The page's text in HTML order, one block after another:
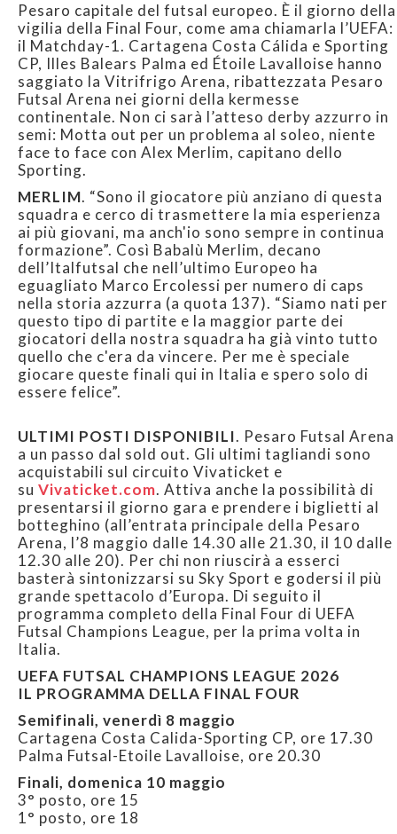
Pesaro capitale del futsal europeo. È il giorno della
vigilia della Final Four, come ama chiamarla l’UEFA:
il Matchday-1. Cartagena Costa Cálida e Sporting
CP, Illes Balears Palma ed Étoile Lavalloise hanno
saggiato la Vitrifrigo Arena, ribattezzata Pesaro
Futsal Arena nei giorni della kermesse
continentale. Non ci sarà l’atteso derby azzurro in
semi: Motta out per un problema al soleo, niente
face to face con Alex Merlim, capitano dello
Sporting.
MERLIM. “Sono il giocatore più anziano di questa
squadra e cerco di trasmettere la mia esperienza
ai più giovani, ma anch'io sono sempre in continua
formazione”. Così Babalù Merlim, decano
dell’Italfutsal che nell’ultimo Europeo ha
eguagliato Marco Ercolessi per numero di caps
nella storia azzurra (a quota 137). “Siamo nati per
questo tipo di partite e la maggior parte dei
giocatori della nostra squadra ha già vinto tutto
quello che c'era da vincere. Per me è speciale
giocare queste finali qui in Italia e spero solo di
essere felice”.
ULTIMI POSTI DISPONIBILI. Pesaro Futsal Arena
a un passo dal sold out. Gli ultimi tagliandi sono
acquistabili sul circuito Vivaticket e
su Vivaticket.com. Attiva anche la possibilità di
presentarsi il giorno gara e prendere i biglietti al
botteghino (all’entrata principale della Pesaro
Arena, l’8 maggio dalle 14.30 alle 21.30, il 10 dalle
12.30 alle 20). Per chi non riuscirà a esserci
basterà sintonizzarsi su Sky Sport e godersi il più
grande spettacolo d’Europa. Di seguito il
programma completo della Final Four di UEFA
Futsal Champions League, per la prima volta in
Italia.
UEFA FUTSAL CHAMPIONS LEAGUE 2026
IL PROGRAMMA DELLA FINAL FOUR
Semifinali, venerdì 8 maggio
Cartagena Costa Calida-Sporting CP, ore 17.30
Palma Futsal-Etoile Lavalloise, ore 20.30
Finali, domenica 10 maggio
3° posto, ore 15
1° posto, ore 18